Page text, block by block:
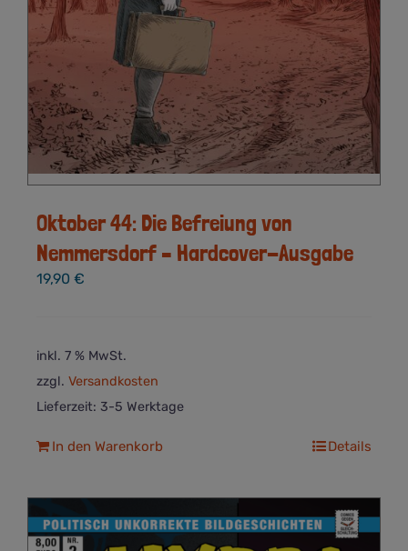
Oktober 44: Die Befreiung von
Nemmersdorf – Hardcover-Ausgabe
19,90 €
inkl. 7 % MwSt.
zzgl. Versandkosten
Lieferzeit: 3-5 Werktage
In den Warenkorb Details